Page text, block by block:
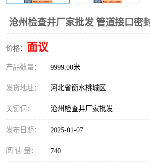
沧州检查井厂家批发 管道接口密
价格： 面议
产品数量： 9999.00米
发货地址： 河北省衡水桃城区
关键词： 沧州检查井厂家批发
发布日期： 2025-01-07
阅 读 量： 740